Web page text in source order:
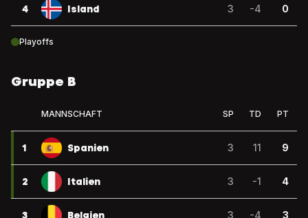
4 Island 3 -4 0
Playoffs
Gruppe B
MANNSCHAFT SP TD PT
1 Spanien 3 11 9
2 Italien 3 -1 4
3 Belgien 3 -4 3